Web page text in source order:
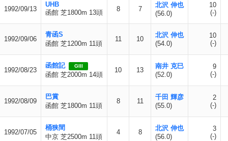
1992/09/13
UHB
函館 芝1800m 13頭
8 7
北沢 伸也
(56.0)
10
(-)
1992/09/06
青函S
函館 芝1200m 11頭
11 10
北沢 伸也
(54.0)
10
(-)
1992/08/23
函館記 GIII
函館 芝2000m 14頭
10 13
南井 克巳
(52.0)
9
(-)
1992/08/09
巴賞
函館 芝1800m 11頭
8 11
千田 輝彦
(55.0)
2
(-)
1992/07/05
桶狭間
中京 芝2500m 11頭
4 8
北沢 伸也
(56.0)
3
(-)